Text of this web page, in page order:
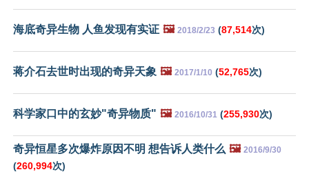
海底奇异生物 人鱼发现有实证 🖼️ 2018/2/23 (87,514次)
蒋介石去世时出现的奇异天象 🖼️ 2017/1/10 (52,765次)
科学家口中的玄妙"奇异物质" 🖼️ 2016/10/31 (255,930次)
奇异恒星多次爆炸原因不明 想告诉人类什么 🖼️ 2016/9/30
(260,994次)